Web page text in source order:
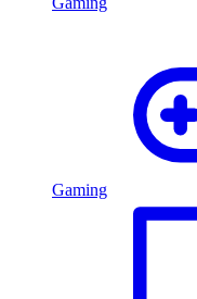
Gaming